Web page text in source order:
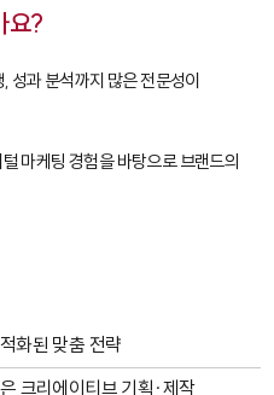
요?
성과 분석까지 많은 전문성이
마케팅 경험을 바탕으로 브랜드의
화된 맞춤 전략
크리에이티브 기획·제작